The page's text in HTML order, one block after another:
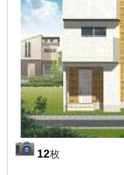
12枚